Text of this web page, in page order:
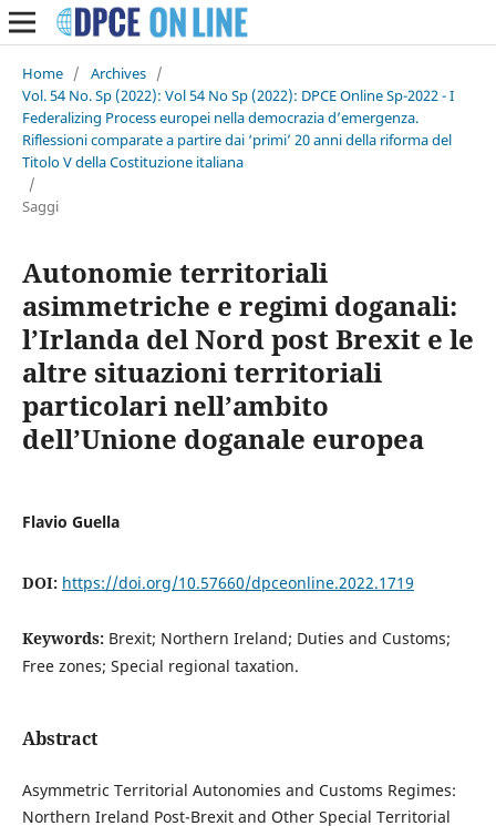
Home / Archives /
Vol. 54 No. Sp (2022): Vol 54 No Sp (2022): DPCE Online Sp-2022 - I
Federalizing Process europei nella democrazia d’emergenza.
Riflessioni comparate a partire dai ‘primi’ 20 anni della riforma del
Titolo V della Costituzione italiana
/
Saggi
Autonomie territoriali
asimmetriche e regimi doganali:
l’Irlanda del Nord post Brexit e le
altre situazioni territoriali
particolari nell’ambito
dell’Unione doganale europea
Flavio Guella
DOI: https://doi.org/10.57660/dpceonline.2022.1719
Keywords: Brexit; Northern Ireland; Duties and Customs;
Free zones; Special regional taxation.
Abstract
Asymmetric Territorial Autonomies and Customs Regimes:
Northern Ireland Post-Brexit and Other Special Territorial